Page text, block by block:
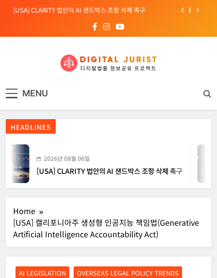
Skip[USA] CLARITY 법안의 AI 샌드박스 조항 삭제 촉구
[INTERPOL] 아프리카 사이버 범죄 55%가 AI 이용
[전문가 칼럼] “USB 하나로 수십억이 빠져나간다”
[USA] CLARITY 법안의 AI 샌드박스 조항 삭제 촉구
[INTERPOL] 아프리카 사이버 범죄 55%가 AI 이용
[소청백의 노동&사람] 삼성SDS 노동조합 설립을 바라보며
MENU
HEADLINES
2026년 08월 06일
[USA] CLARITY 법안의 AI 샌드박스 조항 삭제 촉구
Home
[USA] 캘리포니아주 생성형 인공지능 책임법(Generative
Artificial Intelligence Accountability Act)
AI LEGISLATION
OVERSEAS LEGAL POLICY TRENDS